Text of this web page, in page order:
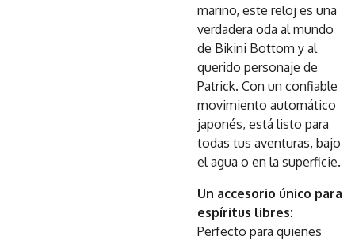
marino, este reloj es una
verdadera oda al mundo
de Bikini Bottom y al
querido personaje de
Patrick. Con un confiable
movimiento automático
japonés, está listo para
todas tus aventuras, bajo
el agua o en la superficie.
Un accesorio único para
espíritus libres:
Perfecto para quienes